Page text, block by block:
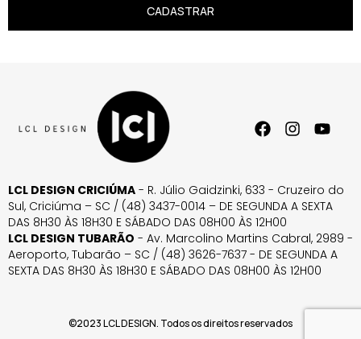
CADASTRAR
LCL DESIGN CRICIÚMA - R. Júlio Gaidzinki, 633 - Cruzeiro do
Sul, Criciúma – SC / (48) 3437-0014 – DE SEGUNDA A SEXTA
DAS 8H30 ÀS 18H30 E SÁBADO DAS 08H00 ÀS 12H00
LCL DESIGN TUBARÃO - Av. Marcolino Martins Cabral, 2989 -
Aeroporto, Tubarão – SC / (48) 3626-7637 - DE SEGUNDA A
SEXTA DAS 8H30 ÀS 18H30 E SÁBADO DAS 08H00 ÀS 12H00
©2023 LCL DESIGN. Todos os direitos reservados